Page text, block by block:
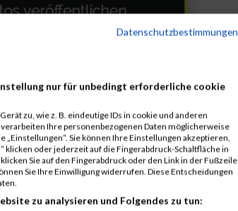
Datenschutzbestimmungen
nur für unbedingt erforderliche cookie
zu, wie z. B. eindeutige IDs in cookie und anderen
Ihre personenbezogenen Daten möglicherweise
Sie können Ihre Einstellungen akzeptieren,
klicken oder jederzeit auf die Fingerabdruck-Schaltfläche in
Sie auf den Fingerabdruck oder den Link in der Fußzeile
Sie Ihre Einwilligung widerrufen. Diese Entscheidungen
zu analysieren und Folgendes zu tun: